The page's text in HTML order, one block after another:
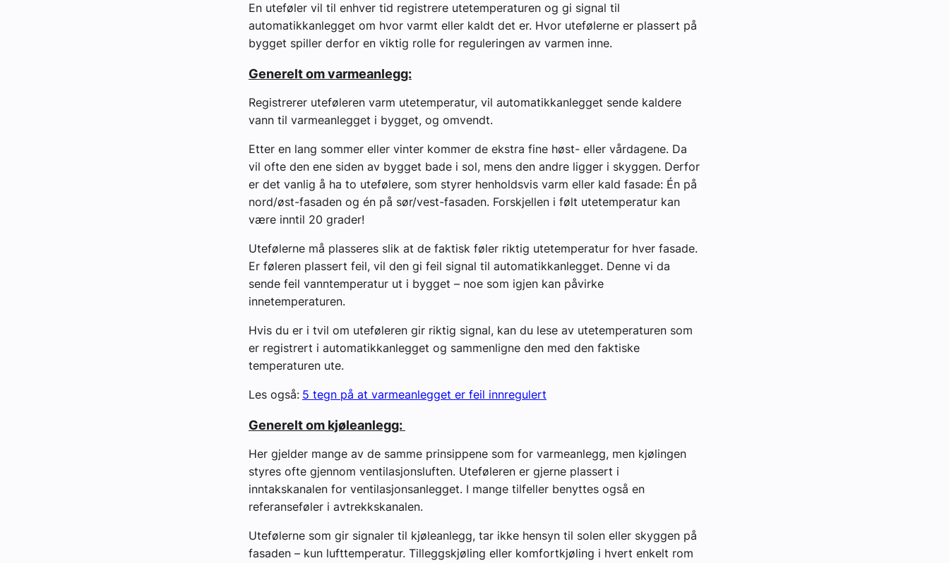
En uteføler vil til enhver tid registrere utetemperaturen og gi signal til
automatikkanlegget om hvor varmt eller kaldt det er. Hvor utefølerne er plassert på
bygget spiller derfor en viktig rolle for reguleringen av varmen inne.
Generelt om varmeanlegg:
Registrerer uteføleren varm utetemperatur, vil automatikkanlegget sende kaldere
vann til varmeanlegget i bygget, og omvendt.
Etter en lang sommer eller vinter kommer de ekstra fine høst- eller vårdagene. Da
vil ofte den ene siden av bygget bade i sol, mens den andre ligger i skyggen. Derfor
er det vanlig å ha to utefølere, som styrer henholdsvis varm eller kald fasade: Én på
nord/øst-fasaden og én på sør/vest-fasaden. Forskjellen i følt utetemperatur kan
være inntil 20 grader!
Utefølerne må plasseres slik at de faktisk føler riktig utetemperatur for hver fasade.
Er føleren plassert feil, vil den gi feil signal til automatikkanlegget. Denne vi da
sende feil vanntemperatur ut i bygget – noe som igjen kan påvirke
innetemperaturen.
Hvis du er i tvil om uteføleren gir riktig signal, kan du lese av utetemperaturen som
er registrert i automatikkanlegget og sammenligne den med den faktiske
temperaturen ute.
Les også: 5 tegn på at varmeanlegget er feil innregulert
Generelt om kjøleanlegg:
Her gjelder mange av de samme prinsippene som for varmeanlegg, men kjølingen
styres ofte gjennom ventilasjonsluften. Uteføleren er gjerne plassert i
inntakskanalen for ventilasjonsanlegget. I mange tilfeller benyttes også en
referanseføler i avtrekkskanalen.
Utefølerne som gir signaler til kjøleanlegg, tar ikke hensyn til solen eller skyggen på
fasaden – kun lufttemperatur. Tilleggskjøling eller komfortkjøling i hvert enkelt rom